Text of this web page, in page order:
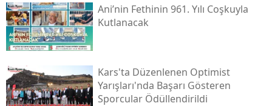
Uşak
Van
Ani’nin Fethinin 961. Yılı Coşkuyla
Kutlanacak
Kars'ta Düzenlenen Optimist
Yarışları'nda Başarı Gösteren
Sporcular Ödüllendirildi